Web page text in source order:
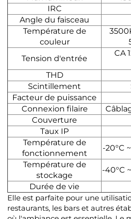
IRC
Angle du faisceau
Température de
couleur
Tension d'entrée
CA
THD
Scintillement
Facteur de puissance
Connexion filaire
Couverture
Taux IP
Température de
fonctionnement
-20°C
Température de
stockage
-40°C
Durée de vie
Elle est parfaite pour une
restaurants, les bars et autres